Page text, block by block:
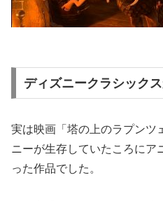
ディズニークラシック
実は映画「塔の上のラプンツ
ニーが生存していたころにア
った作品でした。